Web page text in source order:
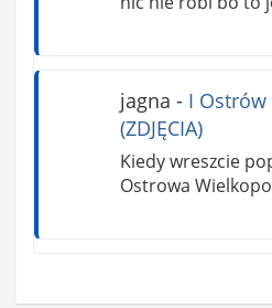
jagna - I Ostrów
(ZDJĘCIA)
Kiedy wreszcie
Ostrowa